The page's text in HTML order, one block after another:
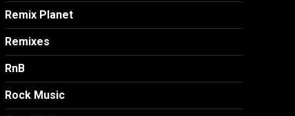
Remix Planet
Remixes
RnB
Rock Music